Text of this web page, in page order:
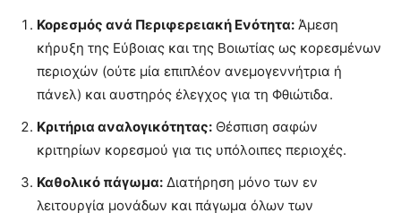
Κορεσμός ανά Περιφερειακή Ενότητα: Άμεση
κήρυξη της Εύβοιας και της Βοιωτίας ως κορεσμένων
περιοχών (ούτε μία επιπλέον ανεμογεννήτρια ή
πάνελ) και αυστηρός έλεγχος για τη Φθιώτιδα.
Κριτήρια αναλογικότητας: Θέσπιση σαφών
κριτηρίων κορεσμού για τις υπόλοιπες περιοχές.
Καθολικό πάγωμα: Διατήρηση μόνο των εν
λειτουργία μονάδων και πάγωμα όλων των